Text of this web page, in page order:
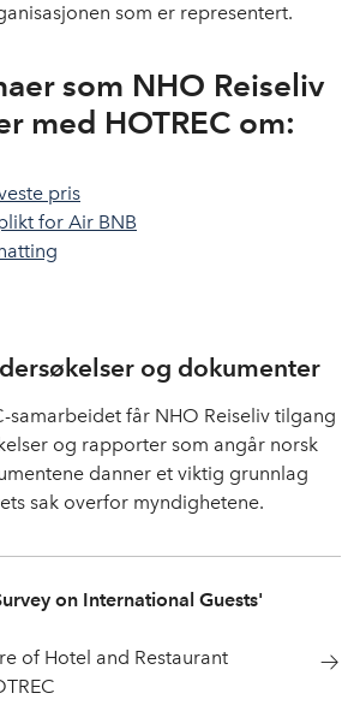
som er representert.
som NHO Reiseliv
med HOTREC om:
pris
for Air BNB
og dokumenter
samarbeidet får NHO Reiseliv tilgang
og rapporter som angår norsk
danner et viktig grunnlag
sak overfor myndighetene.
on International Guests'
of Hotel and Restaurant